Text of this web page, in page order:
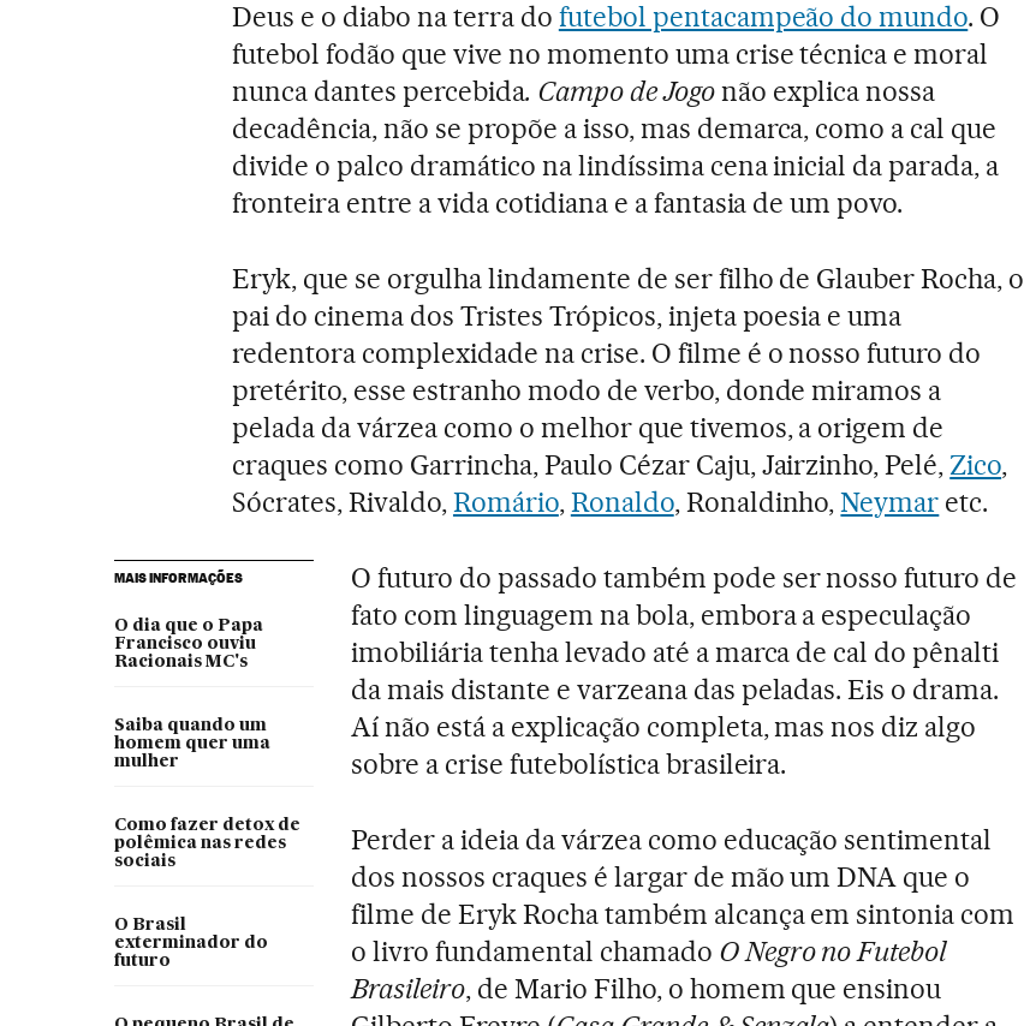
Deus e o diabo na terra do futebol pentacampeão do mundo. O
futebol fodão que vive no momento uma crise técnica e moral
nunca dantes percebida. Campo de Jogonão explica nossa
decadência, não se propõe a isso, mas demarca, como a cal que
divide o palco dramático na lindíssima cena inicial da parada, a
fronteira entre a vida cotidiana e a fantasia de um povo.
Eryk, que se orgulha lindamente de ser filho de Glauber Rocha, o
pai do cinema dos Tristes Trópicos, injeta poesia e uma
redentora complexidade na crise. O filme é o nosso futuro do
pretérito, esse estranho modo de verbo, donde miramos a
pelada da várzea como o melhor que tivemos, a origem de
craques como Garrincha, Paulo Cézar Caju, Jairzinho, Pelé, Zico,
Sócrates, Rivaldo,Romário,Ronaldo, Ronaldinho,Neymar etc.
MAIS INFORMAÇÕES
O dia que o Papa
Francisco ouviu
Racionais MC's
Saiba quando um
homem quer uma
mulher
Como fazer detox de
polêmica nas redes
sociais
O Brasil
exterminador do
futuro
O futuro do passado também pode ser nosso futuro de
fato com linguagem na bola, embora a especulação
imobiliária tenha levado até a marca de cal do pênalti
da mais distante e varzeana das peladas. Eis o drama.
Aí não está a explicação completa, mas nos diz algo
sobre a crise futebolística brasileira.
Perder a ideia da várzea como educação sentimental
dos nossos craques é largar de mão um DNA que o
filme de Eryk Rocha também alcança em sintonia com
o livro fundamental chamado O Negro no Futebol
Brasileiro, de Mario Filho, o homem que ensinou